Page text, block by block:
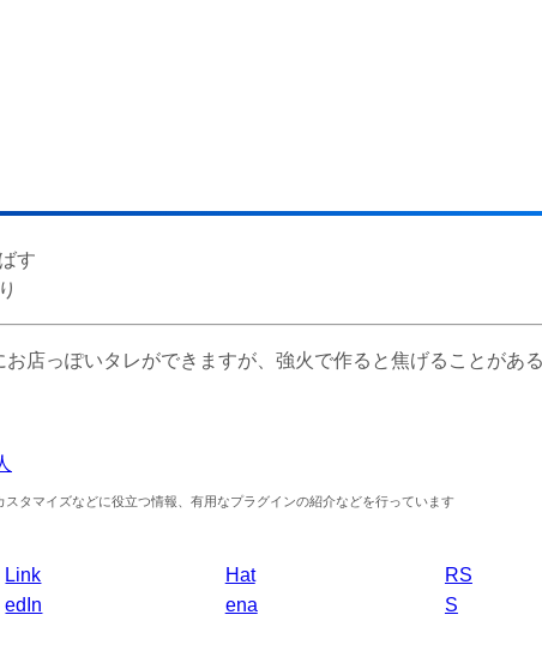
す
店っぽいタレができますが、強火で作ると焦げることがあ
タマイズなどに役立つ情報、有用なプラグインの紹介などを行っています
Link
edIn
Hat
ena
RS
S